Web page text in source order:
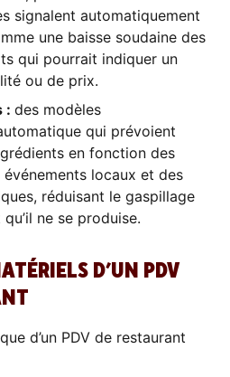
signalent automatiquement
une baisse soudaine des
qui pourrait indiquer un
ou de prix.
: des modèles
qui prévoient
en fonction des
locaux et des
réduisant le gaspillage
ne se produise.
D’UN PDV
d’un PDV de restaurant